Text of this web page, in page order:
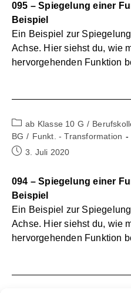
095 – Spiegelung einer
Beispiel
Ein Beispiel zur
Achse. Hier siehst du, wie
hervorgehenden Funktion
Beitrags-
Kategorie:
ab Klasse 10 G /
BG / Funkt. - Transformation
Beitrag3. Juli 2020
094 – Spiegelung einer
Beispiel
Ein Beispiel zur
Achse. Hier siehst du, wie
hervorgehenden Funktion